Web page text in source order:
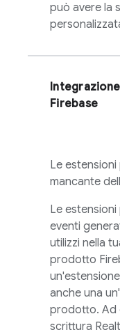
può avere la
Firebase
Le
mancante
Le
eventi
utilizzi nella
prodotto
anche una
prodotto. Ad
scrittura